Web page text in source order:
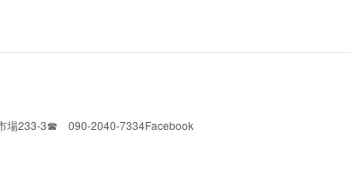
場233-3☎︎ 090-2040-7334Facebook